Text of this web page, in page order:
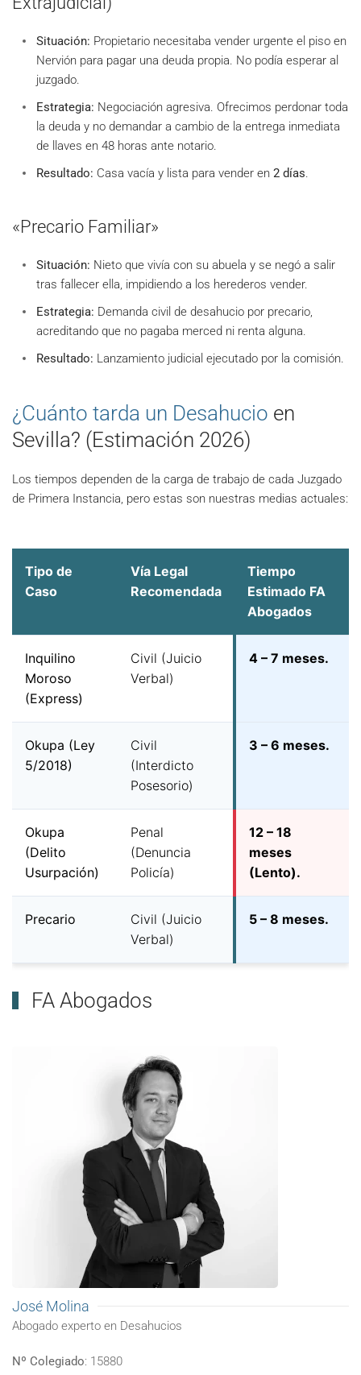
Situación: Propietario necesitaba vender urgente el piso en
Nervión para pagar una deuda propia. No podía esperar al
juzgado.
Estrategia: Negociación agresiva. Ofrecimos perdonar toda
la deuda y no demandar a cambio de la entrega inmediata
de llaves en 48 horas ante notario.
Resultado: Casa vacía y lista para vender en 2 días.
«Precario Familiar»
Situación: Nieto que vivía con su abuela y se negó a salir
tras fallecer ella, impidiendo a los herederos vender.
Estrategia: Demanda civil de desahucio por precario,
acreditando que no pagaba merced ni renta alguna.
Resultado: Lanzamiento judicial ejecutado por la comisión.
¿Cuánto tarda un Desahucio en
Sevilla? (Estimación 2026)
Los tiempos dependen de la carga de trabajo de cada Juzgado
de Primera Instancia, pero estas son nuestras medias actuales:
Tipo de
Caso
Vía Legal
Recomendada
Tiempo
Estimado FA
Abogados
Inquilino
Moroso
(Express)
Civil (Juicio
Verbal)
4 – 7 meses.
Okupa (Ley
5/2018)
Civil
(Interdicto
Posesorio)
3 – 6 meses.
Okupa
(Delito
Usurpación)
Penal
(Denuncia
Policía)
12 – 18
meses
(Lento).
Precario
Civil (Juicio
Verbal)
5 – 8 meses.
FA Abogados
José Molina
Abogado experto en Desahucios
Nº Colegiado: 15880